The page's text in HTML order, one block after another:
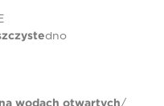
dno
wodach otwartych/